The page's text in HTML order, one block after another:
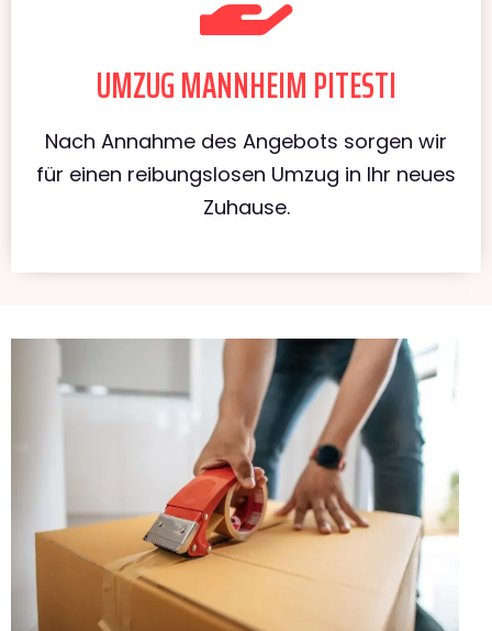
UMZUG MANNHEIM PITESTI
Nach Annahme des Angebots sorgen wir
für einen reibungslosen Umzug in Ihr neues
Zuhause.